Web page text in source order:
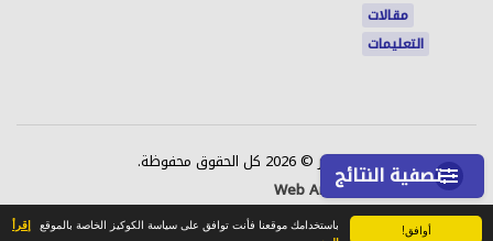
أوافق! باستخدامك موقعنا فأنت توافق على سياسة الكوكيز الخاصة بالموقع إقرأ
تصفية النتائج
مقالات
التعليمات
اتصل بناحقوق النشر © 2026 كل الحقوق محفوظة.
Web Annonces Technology